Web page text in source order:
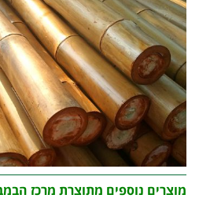
מוצרים נוספים מתוצרת מרכז